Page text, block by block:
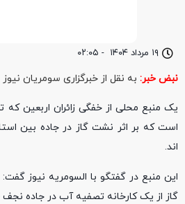
۱۹ مرداد ۱۴۰۴ - ۰۲:۰۵
نبض خبر: به نقل از خبرگزاری سومریان نیوز
است که بر اثر نشت گاز در جاده بین
اند.
این منبع در گفتگو با السومریه نیوز گفت:
گاز از یک کارخانه تصفیه آب در جاده نجف